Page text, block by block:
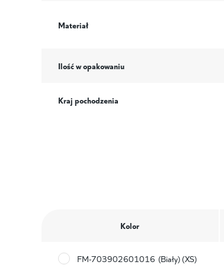
Materiał
Ilość w opakowaniu
Kraj pochodzenia
Kolor
FM-703902601016 (Biały) (XS)